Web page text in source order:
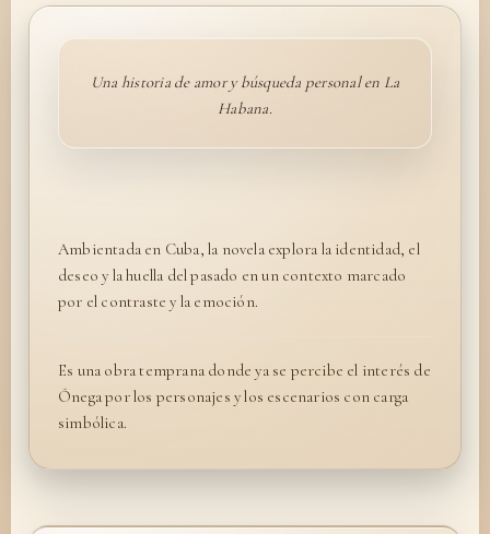
Una historia de amor y búsqueda personal en La
Habana.
Ambientada en Cuba, la novela explora la identidad, el
deseo y la huella del pasado en un contexto marcado
por el contraste y la emoción.
Es una obra temprana donde ya se percibe el interés de
Ónega por los personajes y los escenarios con carga
simbólica.